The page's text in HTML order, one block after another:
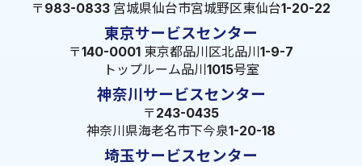
〒983-0833 宮城県仙台市宮城野区東仙台1-20-22
東京サービスセンター
〒140-0001 東京都品川区北品川1-9-7
トップルーム品川1015号室
神奈川サービスセンター
〒243-0435
神奈川県海老名市下今泉1-20-18
埼玉サービスセンター